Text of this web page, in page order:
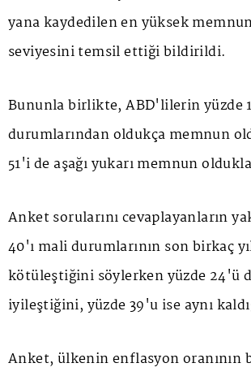
yana kaydedilen en yüksek
seviyesini temsil ettiği bildirildi.
Bununla birlikte, ABD'lilerin yüzde
durumlarından oldukça memnun
51'i de aşağı yukarı memnun
Anket sorularını cevaplayanların
40'ı mali durumlarının son birkaç
kötüleştiğini söylerken yüzde 24'ü
iyileştiğini, yüzde 39'u ise aynı
Anket, ülkenin enflasyon oranının